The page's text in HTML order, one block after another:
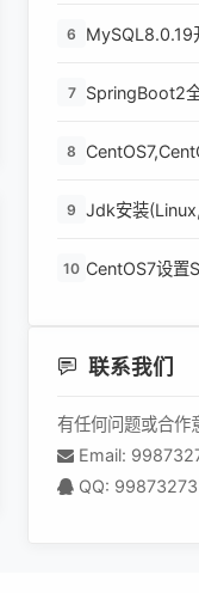
6 MySQL8.0.19
7 SpringBoot2
8
9 Jdk安装
10 CentOS7设置
联系我们
有任何问题或合作
Email:
QQ: 99873273